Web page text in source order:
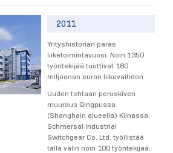
2011
Yrityshistorian paras
liiketoimintavuosi. Noin 1350
työntekijää tuottivat 180
miljoonan euron liikevaihdon.
Uuden tehtaan peruskiven
muuraus Qingpussa
(Shanghain alueella) Kiinassa.
Schmersal Industrial
Switchgear Co. Ltd. työllistää
tällä välin noin 100 työntekijää.